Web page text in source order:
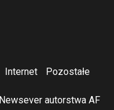
Internet Pozostałe
Newseverautorstwa AF